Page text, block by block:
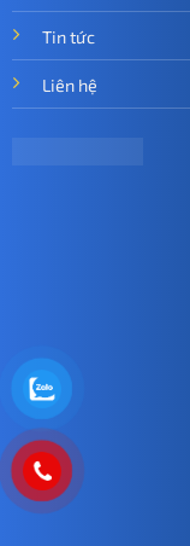
Tin tức
Liên hệ